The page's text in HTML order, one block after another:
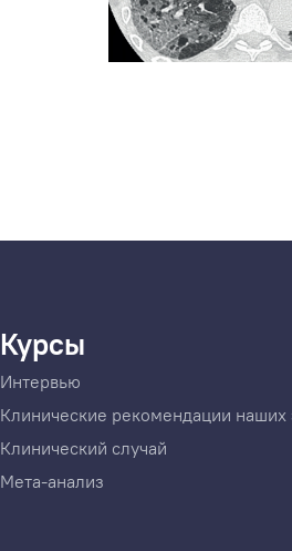
Курсы
Интервью
Клинические рекомендации наших
Клинический случай
Мета-анализ